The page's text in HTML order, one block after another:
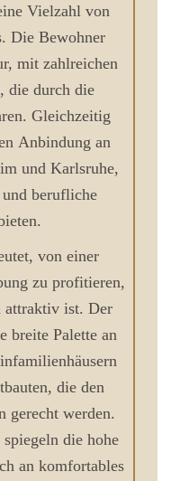
Vielzahl von
Die Bewohner
mit zahlreichen
die durch die
Gleichzeitig
Anbindung an
und Karlsruhe,
berufliche
von einer
zu profitieren,
attraktiv ist. Der
breite Palette an
die den
gerecht werden.
die hohe
an komfortables